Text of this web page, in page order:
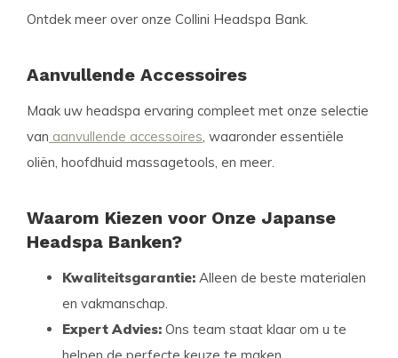
Ontdek meer over onze Collini Headspa Bank.
Aanvullende Accessoires
Maak uw headspa ervaring compleet met onze selectie
van aanvullende accessoires, waaronder essentiële
oliën, hoofdhuid massagetools, en meer.
Waarom Kiezen voor Onze Japanse
Headspa Banken?
Kwaliteitsgarantie: Alleen de beste materialen
en vakmanschap.
Expert Advies: Ons team staat klaar om u te